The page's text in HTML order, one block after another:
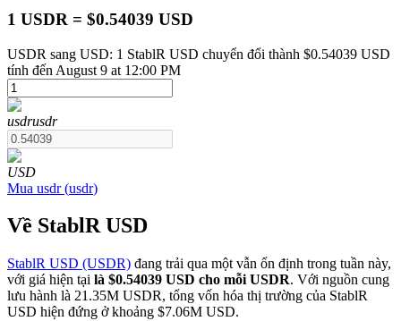
USDT Futures
COIN-M Futures
Futures sử dụng token làm tài sản thế chấp
1 USDR = $0.54039 USD
USDR sang USD: 1 StablR USD chuyển đổi thành $0.54039 USD
tính đến August 9 at 12:00 PM
usdrusdr
USD
Mua usdr(usdr)
Về StablR USD
StablR USD (USDR) đang trải qua một vẫn ổn định trong tuần này,
với giá hiện tại là $0.54039 USD cho mỗi USDR. Với nguồn cung
lưu hành là 21.35M USDR, tổng vốn hóa thị trường của StablR
USD hiện đứng ở khoảng $7.06M USD.